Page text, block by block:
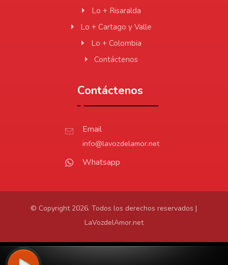
Lo + Risaralda
Lo + Cartago y Valle
Lo + Colombia
Contáctenos
Contáctenos
Email
info@lavozdelamor.net
Whatsapp
© Copyright 2026. Todos los derechos reservados |
LaVozdelAmor.net
Protección de Datos